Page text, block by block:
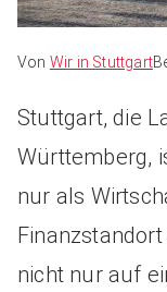
Von Wir in Stuttgart
Stuttgart, die
Württemberg,
nur als
nicht nur auf